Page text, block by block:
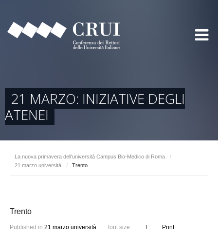
21 MARZO: INIZIATIVE DEGLI
ATENEI
La nuova primavera dell'università Campus Bio-Medico di Roma
/
21 marzo università
/ Trento
Trento
Published in 21 marzo università font size Print